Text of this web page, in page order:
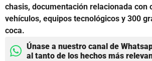
chasis, documentación relacionada con
vehículos, equipos tecnológicos y 300
coca.
Únase a nuestro canal de
al tanto de los hechos más